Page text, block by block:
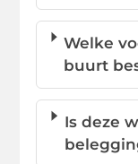
Welke
buurt
Is deze